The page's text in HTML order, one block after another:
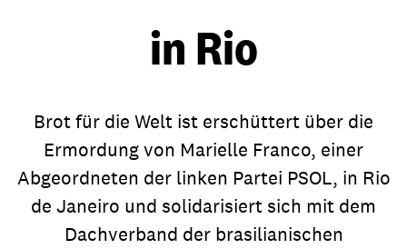
in Rio
Brot für die Welt ist erschüttert über die
Ermordung von Marielle Franco, einer
Abgeordneten der linken Partei PSOL, in Rio
de Janeiro und solidarisiert sich mit dem
Dachverband der brasilianischen